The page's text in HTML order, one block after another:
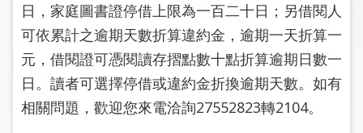
關
於
市
圖
線
日，家庭圖書證停借上限為一百二十日；另借閱人
可依累計之逾期天數折算違約金，逾期一天折算一
元，借閱證可憑閱讀存摺點數十點折算逾期日數一
日。讀者可選擇停借或違約金折換逾期天數。如有
相關問題，歡迎您來電洽詢27552823轉2104。